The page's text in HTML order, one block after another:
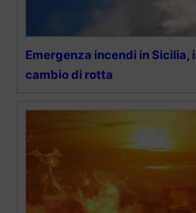
Emergenza incendi in Sicilia,
cambio di rotta